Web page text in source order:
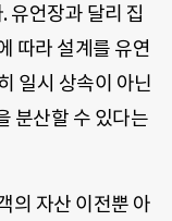
유언장과 달리 집
따라 설계를 유연
일시 상속이 아닌
분산할 수 있다는
의 자산 이전뿐 아